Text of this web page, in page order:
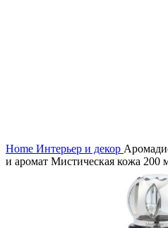
Home Интерьер и декор
и аромат Мистическая кожа 200